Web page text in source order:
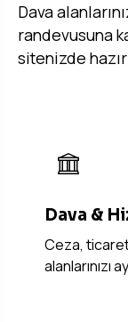
Dava
randevusuna
sitenizde
Dava &
Ceza,
alanlarınızı